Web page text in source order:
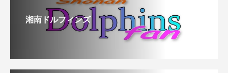
湘南ドルフィンズ